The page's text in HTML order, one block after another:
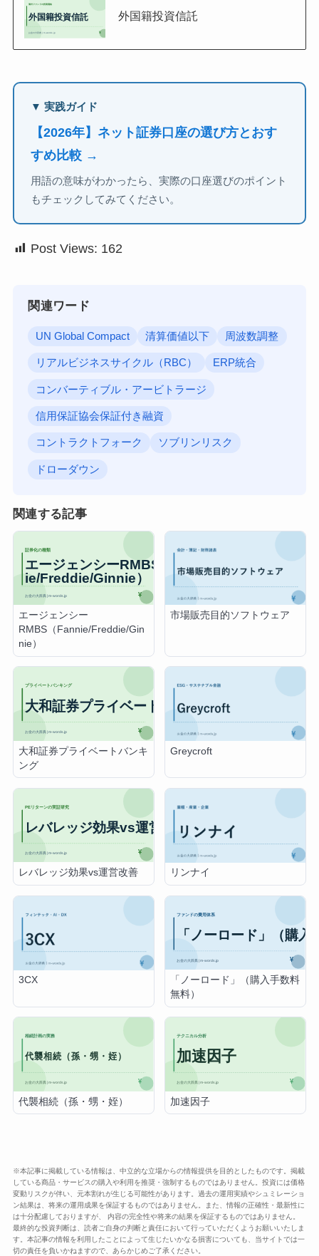
外国籍投資信託
▼ 実践ガイド
【2026年】ネット証券口座の選び方とおす
すめ比較 →
用語の意味がわかったら、実際の口座選びのポイント
もチェックしてみてください。
Post Views: 162
関連ワード
UN Global Compact 清算価値以下 周波数調整
リアルビジネスサイクル（RBC） ERP統合
コンバーティブル・アービトラージ
信用保証協会保証付き融資
コントラクトフォーク ソブリンリスク
ドローダウン
関連する記事
エージェンシー
RMBS（Fannie/Freddie/Gin
nie）
市場販売目的ソフトウェア
大和証券プライベートバンキ
ング
Greycroft
レバレッジ効果vs運営改善 リンナイ
3CX
「ノーロード」（購入手数料
無料）
代襲相続（孫・甥・姪） 加速因子
※本記事に掲載している情報は、中立的な立場からの情報提供を目的としたものです。掲載
している商品・サービスの購入や利用を推奨・強制するものではありません。投資には価格
変動リスクが伴い、元本割れが生じる可能性があります。過去の運用実績やシュミレーショ
ン結果は、将来の運用成果を保証するものではありません。また、情報の正確性・最新性に
は十分配慮しておりますが、 内容の完全性や将来の結果を保証するものではありません。
最終的な投資判断は、読者ご自身の判断と責任において行っていただくようお願いいたしま
す。本記事の情報を利用したことによって生じたいかなる損害についても、当サイトでは一
切の責任を負いかねますので、あらかじめご了承ください。